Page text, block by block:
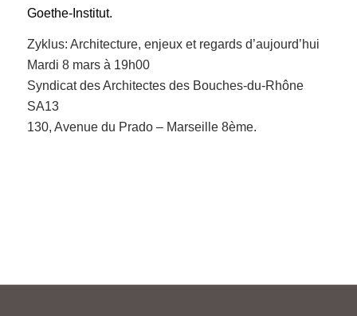
Goethe-Institut.
Zyklus: Architecture, enjeux et regards d’aujourd’hui
Mardi 8 mars à 19h00
Syndicat des Architectes des Bouches-du-Rhône
SA13
130, Avenue du Prado – Marseille 8ème.